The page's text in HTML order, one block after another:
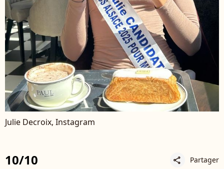
Julie Decroix, Instagram
10/10 share Partager